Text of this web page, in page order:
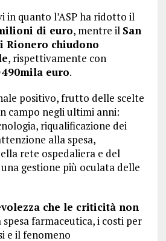
in quanto l’ASP ha ridotto il
di euro, mentre il San
Rionero chiudono
, rispettivamente con
euro.
positivo, frutto delle scelte
campo negli ultimi anni:
riqualificazione dei
alla spesa,
rete ospedaliera e del
gestione più oculata delle
che le criticità non
spesa farmaceutica, i costi per
e il fenomeno